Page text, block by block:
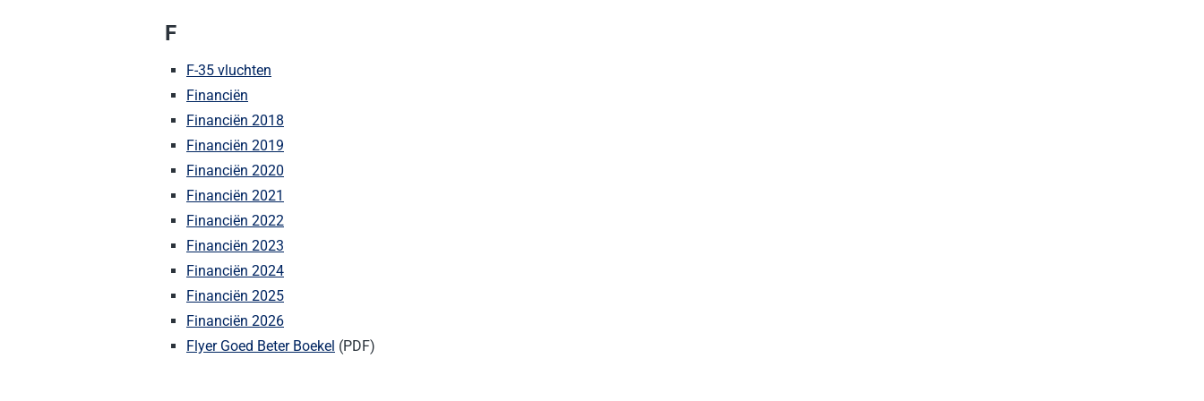
F
F-35 vluchten
Financiën
Financiën 2018
Financiën 2019
Financiën 2020
Financiën 2021
Financiën 2022
Financiën 2023
Financiën 2024
Financiën 2025
Financiën 2026
Flyer Goed Beter Boekel (PDF)